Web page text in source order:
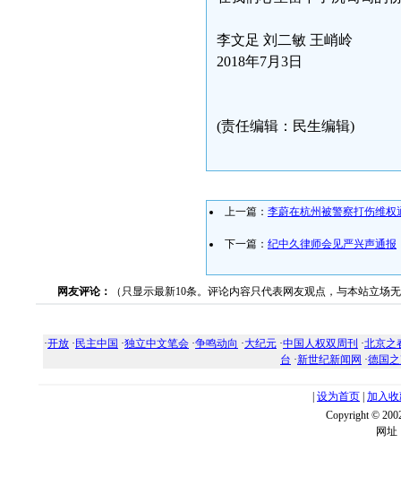
李文足 刘二敏 王峭岭
2018年7月3日
(责任编辑：民生编辑)
上一篇： 李蔚在杭州被警察打伤维权
下一篇： 纪中久律师会见严兴声通报
网友评论： （只显示最新10条。评论内容只代表网友观点，与本站立场
·开放 · 民主中国 ·独立中文笔会 ·争鸣动向 ·大纪元 ·中国人权双周刊 ·北京之
台 ·新世纪新闻网 ·德国
设为首页 加入
Copyright ©
网址